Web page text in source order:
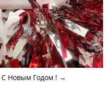
С Новым Годом ! →